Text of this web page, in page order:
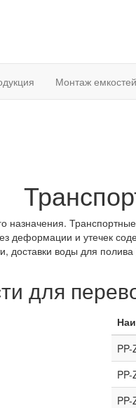
Монтаж емкостей
назначения.
деформации и утечек
доставки воды для
для